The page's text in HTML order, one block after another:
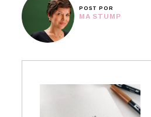
POST POR
MA STUMP